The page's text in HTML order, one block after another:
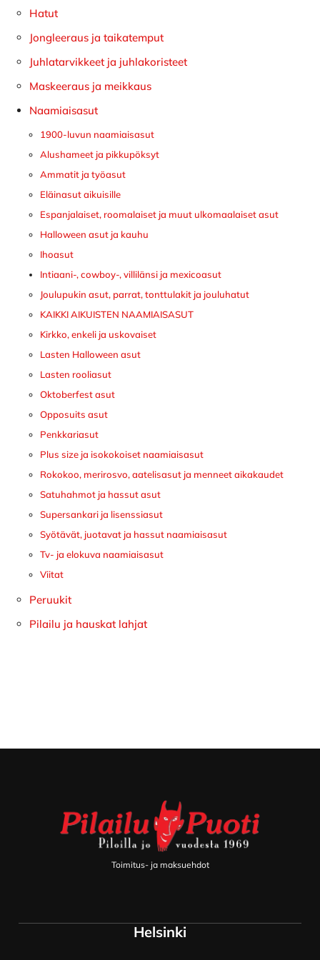
Hatut
Jongleeraus ja taikatemput
Juhlatarvikkeet ja juhlakoristeet
Maskeeraus ja meikkaus
Naamiaisasut
1900-luvun naamiaisasut
Alushameet ja pikkupöksyt
Ammatit ja työasut
Eläinasut aikuisille
Espanjalaiset, roomalaiset ja muut ulkomaalaiset asut
Halloween asut ja kauhu
Ihoasut
Intiaani-, cowboy-, villilänsi ja mexicoasut
Joulupukin asut, parrat, tonttulakit ja jouluhatut
KAIKKI AIKUISTEN NAAMIAISASUT
Kirkko, enkeli ja uskovaiset
Lasten Halloween asut
Lasten rooliasut
Oktoberfest asut
Opposuits asut
Penkkariasut
Plus size ja isokokoiset naamiaisasut
Rokokoo, merirosvo, aatelisasut ja menneet aikakaudet
Satuhahmot ja hassut asut
Supersankari ja lisenssiasut
Syötävät, juotavat ja hassut naamiaisasut
Tv- ja elokuva naamiaisasut
Viitat
Peruukit
Pilailu ja hauskat lahjat
Toimitus- ja maksuehdot
Helsinki